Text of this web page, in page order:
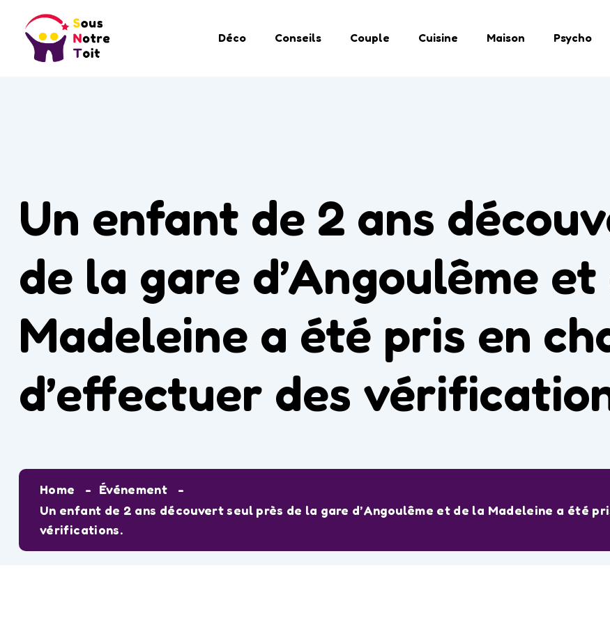
Déco Conseils Couple Cuisine Maison Psycho
Un enfant de 2 ans
de la gare d’Angoulême
Madeleine a été pris en
d’effectuer des
Home
Événement
Un enfant de 2 ans découvert seul près de la gare d’Angoulême et de la Madeleine a été
vérifications.